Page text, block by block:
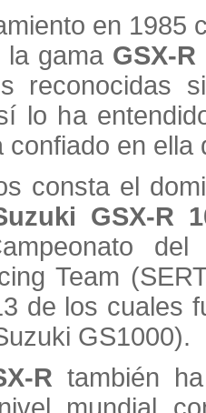
en 1985
la gama GSX-R
reconocidas
lo ha
confiado en
consta el
GSX-R
Team
de los cuales
GS1000).
R también